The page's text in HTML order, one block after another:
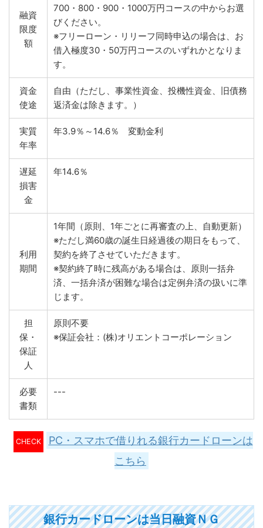
融資
限度
額
700・800・900・1000万円コースの中からお選
びください。
※フリーローン・リリーフ同時申込の場合は、お
借入極度30・50万円コースのいずれかとなりま
す。
資金
使途
自由（ただし、事業性資金、投機性資金、旧債務
返済金は除きます。）
実質
年率
年3.9％～14.6％ 変動金利
遅延
損害
金
年14.6％
利用
期間
1年間（原則、1年ごとに再審査の上、自動更新）
※ただし満60歳の誕生日経過後の期日をもって、
契約を終了させていただきます。
※契約終了時に残高がある場合は、原則一括弁
済、一括弁済が困難な場合は定例弁済の扱いに準
じます。
担
保・
保証
人
原則不要
※保証会社：(株)オリエントコーポレーション
必要
書類
---
CHECK
PC・スマホで借りれる銀行カードローンは
こちら
銀行カードローンは当日融資ＮＧ